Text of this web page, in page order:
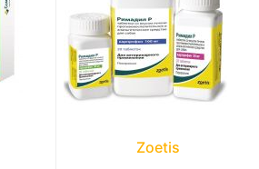
Zoetis